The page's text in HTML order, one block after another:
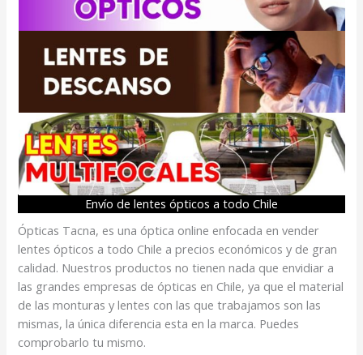
Envío de lentes ópticos a todo Chile
Ópticas Tacna, es una óptica online enfocada en vender
lentes ópticos a todo Chile a precios económicos y de gran
calidad. Nuestros productos no tienen nada que envidiar a
las grandes empresas de ópticas en Chile, ya que el material
de las monturas y lentes con las que trabajamos son las
mismas, la única diferencia esta en la marca. Puedes
comprobarlo tu mismo.